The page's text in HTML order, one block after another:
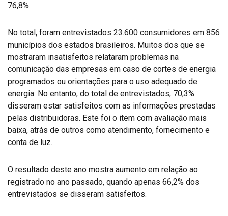
76,8%.
No total, foram entrevistados 23.600 consumidores em 856
municípios dos estados brasileiros. Muitos dos que se
mostraram insatisfeitos relataram problemas na
comunicação das empresas em caso de cortes de energia
programados ou orientações para o uso adequado de
energia. No entanto, do total de entrevistados, 70,3%
disseram estar satisfeitos com as informações prestadas
pelas distribuidoras. Este foi o item com avaliação mais
baixa, atrás de outros como atendimento, fornecimento e
conta de luz.
O resultado deste ano mostra aumento em relação ao
registrado no ano passado, quando apenas 66,2% dos
entrevistados se disseram satisfeitos.